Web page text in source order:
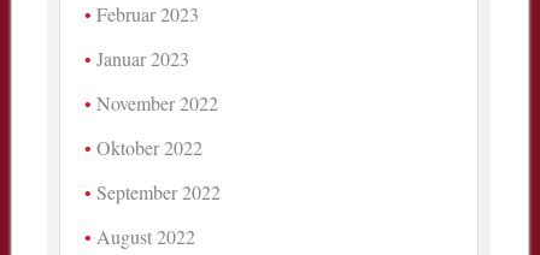
Februar 2023
Januar 2023
November 2022
Oktober 2022
September 2022
August 2022